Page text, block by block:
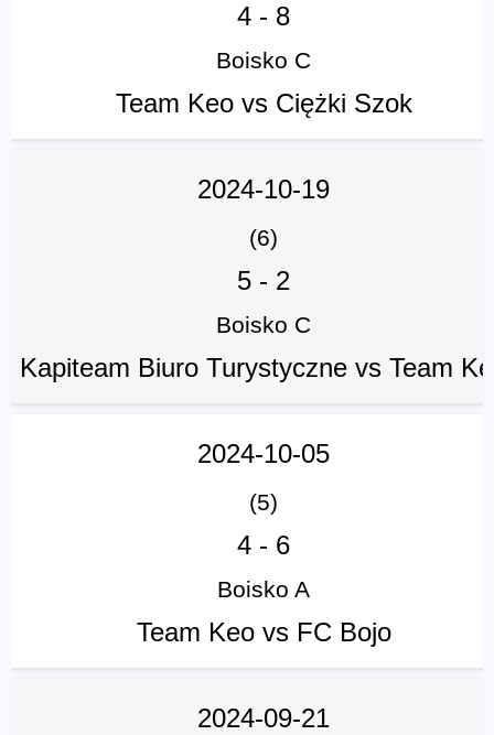
4 - 8
Boisko C
Team Keo vs Ciężki Szok
2024-10-19
(6)
5 - 2
Boisko C
Kapiteam Biuro Turystyczne vs Team
2024-10-05
(5)
4 - 6
Boisko A
Team Keo vs FC Bojo
2024-09-21